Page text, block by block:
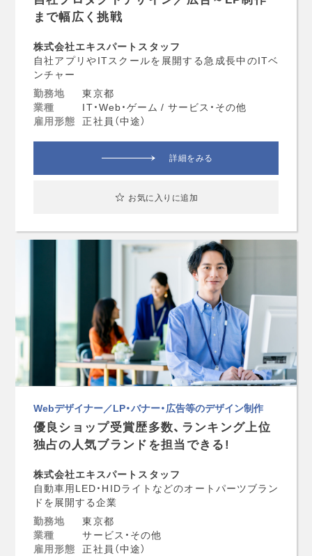
まで幅広く挑戦
株式会社エキスパートスタッフ
自社アプリやITスクールを展開する急成長中のITベ
ンチャー
勤務地
東京都
業種
IT・Web・ゲーム / サービス・その他
雇用形態 正社員（中途）
詳細をみる
お気に入りに追加
Webデザイナー／LP・バナー・広告等のデザイン制作
優良ショップ受賞歴多数、ランキング上位
独占の人気ブランドを担当できる!
株式会社エキスパートスタッフ
自動車用LED・HIDライトなどのオートパーツブラン
ドを展開する企業
勤務地
東京都
業種
サービス・その他
雇用形態 正社員（中途）